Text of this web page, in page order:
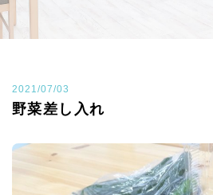
2021/07/03
野菜差し入れ